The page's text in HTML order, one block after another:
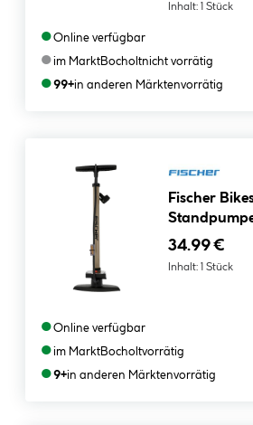
Inhalt: 1 Stück
●Online verfügbar
●im MarktBocholtnicht vorrätig
●99+in anderen Märktenvorrätig
Fischer
34.99 €
Inhalt: 1 Stück
●Online verfügbar
●im MarktBocholtvorrätig
●9+in anderen Märktenvorrätig